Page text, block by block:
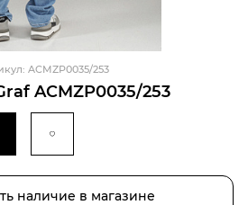
ACMZP0035/253
ACMZP0035/253
наличие в магазине